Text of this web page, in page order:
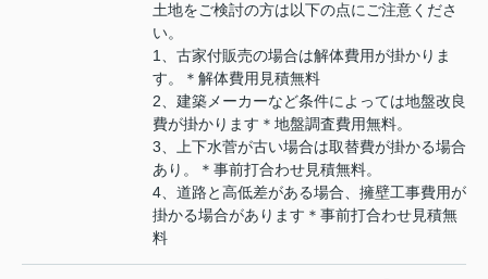
土地をご検討の方は以下の点にご注意くださ
い。
1、古家付販売の場合は解体費用が掛かりま
す。＊解体費用見積無料
2、建築メーカーなど条件によっては地盤改良
費が掛かります＊地盤調査費用無料。
3、上下水菅が古い場合は取替費が掛かる場合
あり。＊事前打合わせ見積無料。
4、道路と高低差がある場合、擁壁工事費用が
掛かる場合があります＊事前打合わせ見積無
料